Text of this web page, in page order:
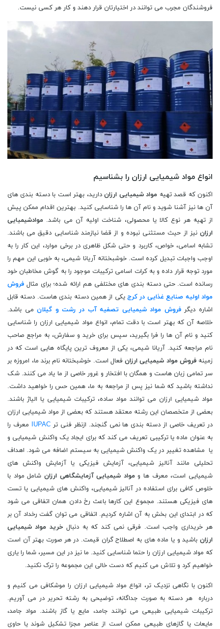
فروشندگان مجرب می توانند در اختیارتان قرار دهند و کار هر کسی نیست.
انواع مواد شیمیایی ارزان را بشناسیم
اکنون که قصد تهیه مواد شیمیایی ارزاندارید، بهتر است با دسته بندی های
آن ها نیز آشنا شوید و نام آن ها را شناسایی کنید. بهترین اقدام ممکن پیش
از تهیه هر نوع کالا یا محصولی، شناخت اولیه آن می باشد. موادشیمیایی
ارزان نیز از حیث مستثنی نبوده و از قضا نیازمند شناسایی دقیق می باشند.
تشابه اسامی، خواص، کاربرد و حتی شکل ظاهری در برخی موارد، این کار را به
اوجب واجبات تبدیل کرده است. خوشبختانه آریانا شیمی، به خوبی این مهم را
مورد توجه قرار داده و به کرات اسامی ترکیبات موجود را به گوش مخاطبان خود
رسانده است. حتی دسته بندی های مختلفی هم ارائه شده؛ برای مثال فروش
مواد اولیه صنایع غذایی در کرجیکی از همین دسته بندی هاست. دسته قابل
اشاره دیگرفروش مواد شیمیایی تصفیه آب در رشت و گیلانمی باشد.
خلاصه آن که بهتر است با دقت تمام، انواع مواد شیمیایی ارزان را شناسایی
کنید و نام آن ها را فرا بگیرید، سپس برای خرید و سفارش، به مراجع صاحب
نام مراجعه کنید. آریانا شیمی، یکی از معروف ترین پایگاه هایی است که در
زمینهفروش مواد شیمیایی ارزان فعال است. خوشبختانه نام برند ما، امروزه بر
سر تمامی زبان هاست و همگان با افتخار و غرور خاصی از ما یاد می کنند. شک
نداشته باشید که شما نیز پس از مراجعه به ما، همین حس را خواهید داشت.
مواد شیمیایی ارزان می توانند مواد ساده، ترکیبات شیمیایی یا الیاژ باشند.
بعضی از متخصصان این رشته معتقد هستند که بعضی از مواد شیمیایی ارزان
در تعریف خاصی از دسته بندی ها نمی گنجند. ازنظر فنی ترIUPAC معرف را
به عنوان ماده یا ترکیبی تعریف می کند که برای ایجاد یک واکنش شیمیایی و
یا مشاهده تغییر در یک واکنش شیمیایی به سیستم اضافه می شود. اهداف
تحلیلی مانند آنالیز شیمیایی، آزمایش فیزیکی یا آزمایش واکنش های
شیمیایی است، معرف ها و مواد شیمیایی آزمایشگاهی ارزان شامل مواد با
خلوص کافی برای استفاده در آنالیز شیمیایی، واکنش های شیمیایی یا تست
های فیزیکی هستند. مجموع این کارها باعث رخ دادن همان اتفاقی می شود
که در ابتدای این بخش به آن اشاره کردیم. اتفاقی می توان گفت رخداد آن بر
هر خریداری واجب است. فرقی نمی کند که به دنبال خرید مواد شیمیایی
ارزان باشید و یا ماده های به اصطلاح گران قیمت. در هر صورت بهتر آن است
که مواد شیمیایی ارزان را حتما شناسایی کنید. ما نیز در این مسیر، شما را یاری
خواهیم کرد و تلاش می کنیم که دست خالی این مجموعه را ترک نکنید.
اکنون با نگاهی نزدیک تر، انواع مواد شیمیایی ارزان را موشکافی می کنیم و
درباره هر دسته به صورت جداگانه، توضیحی به رشته تحریر در می آوریم.
ترکیبات شیمیایی طبیعی می توانند جامد، مایع یا گاز باشند. مواد جامد،
مایعات یا گازهای طبیعی ممکن است از عناصر مجزا تشکیل شوند یا حاوی